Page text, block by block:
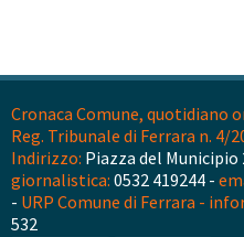
Cronaca Comune, quotidiano
Reg. Tribunale di Ferrara n. 4/
Indirizzo: Piazza del Municipio
giornalistica: 0532 419244 -
- URP Comune di Ferrara -
532